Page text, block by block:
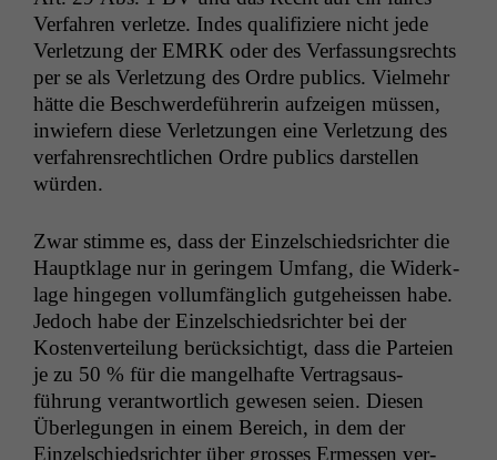
Ver­fahren ver­let­ze. Indes qual­i­fiziere nicht jede
Ver­let­zung der EMRK oder des Ver­fas­sungsrechts
per se als Ver­let­zung des Ordre publics. Vielmehr
hätte die Beschw­erde­führerin aufzeigen müssen,
inwiefern diese Ver­let­zun­gen eine Ver­let­zung des
ver­fahren­srechtlichen Ordre publics darstellen
würden.
Zwar stimme es, dass der Einzelschied­srichter die
Haup­tk­lage nur in geringem Umfang, die Widerk­
lage hinge­gen vol­lum­fänglich gut­ge­heis­sen habe.
Jedoch habe der Einzelschied­srichter bei der
Kosten­verteilung berück­sichtigt, dass die Parteien
je zu 50 % für die man­gel­hafte Ver­tragsaus­
führung ver­ant­wortlich gewe­sen seien. Diesen
Über­legun­gen in einem Bere­ich, in dem der
Einzelschied­srichter über gross­es Ermessen ver­